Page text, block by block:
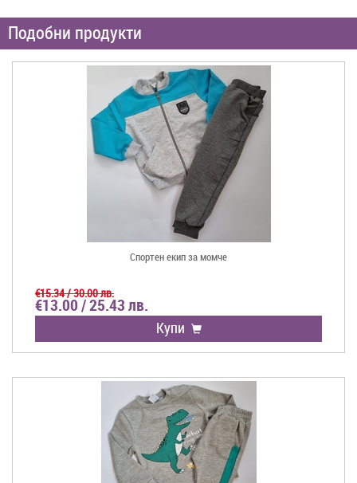
Подобни продукти
Спортен екип за момче
€15.34 / 30.00 лв.
€13.00 / 25.43 лв.
Купи